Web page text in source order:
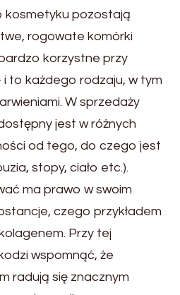
kosmetyku pozostają
rogowate komórki
korzystne przy
i to każdego rodzaju, w tym
W sprzedaży
jest w różnych
od tego, do czego jest
stopy, ciało etc.).
ma prawo w swoim
czego przykładem
Przy tej
wspomnąć, że
radują się znacznym